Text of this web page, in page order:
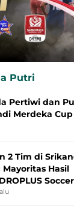
Putri
Pertiwi dan
Merdeka Cup
2 Tim di
Mayoritas Hasil
Soccer